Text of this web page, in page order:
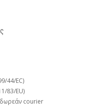
44/EC)
83/EU)
courier